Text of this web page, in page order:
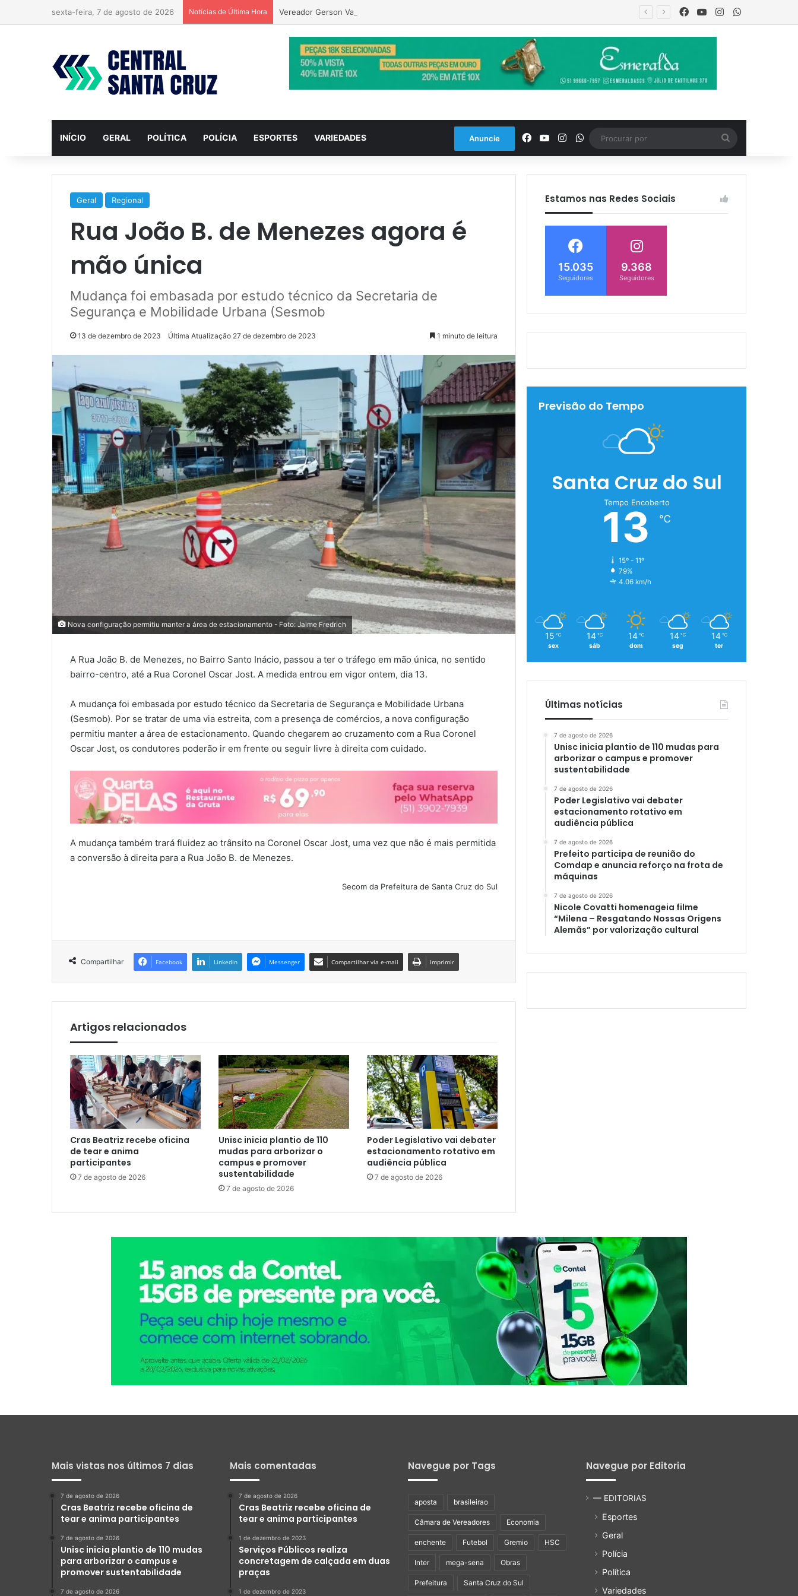
sexta-feira, 7 de agosto de 2026 Notícias de Última Hora Vereador Gerson Vargas solicita poda de tipuanas para garantir segurança Facebook
YouTubeInstagram
INÍCIO GERAL POLÍTICA POLÍCIA ESPORTES VARIEDADES Anuncie Facebook
YouTubeInstagramWhatsApp
por
Geral Regional
Rua João B. de Menezes agora é
mão única
Mudança foi embasada por estudo técnico da Secretaria de
Segurança e Mobilidade Urbana (Sesmob
13 de dezembro de 2023 Última Atualização 27 de dezembro de 2023 1 minuto de leitura
Nova configuração permitiu manter a área de estacionamento - Foto: Jaime Fredrich
A Rua João B. de Menezes, no Bairro Santo Inácio, passou a ter o tráfego em mão única, no sentido
bairro-centro, até a Rua Coronel Oscar Jost. A medida entrou em vigor ontem, dia 13.
A mudança foi embasada por estudo técnico da Secretaria de Segurança e Mobilidade Urbana
(Sesmob). Por se tratar de uma via estreita, com a presença de comércios, a nova configuração
permitiu manter a área de estacionamento. Quando chegarem ao cruzamento com a Rua Coronel
Oscar Jost, os condutores poderão ir em frente ou seguir livre à direita com cuidado.
A mudança também trará fluidez ao trânsito na Coronel Oscar Jost, uma vez que não é mais permitida
a conversão à direita para a Rua João B. de Menezes.
Secom da Prefeitura de Santa Cruz do Sul
Compartilhar Facebook Linkedin Messenger Compartilhar via e-mail Imprimir
Artigos relacionados
Cras Beatriz recebe oficina
de tear e anima
participantes
7 de agosto de 2026
Unisc inicia plantio de 110
mudas para arborizar o
campus e promover
sustentabilidade
7 de agosto de 2026
Poder Legislativo vai debater
estacionamento rotativo em
audiência pública
7 de agosto de 2026
Estamos nas Redes Sociais
15.035
Seguidores
9.368
Seguidores
Previsão do Tempo
Santa Cruz do Sul
Tempo Encoberto
13 ℃
15º - 11º
79%
4.06 km/h
15 ℃
sex
14 ℃
sáb
14 ℃
dom
14 ℃
seg
14 ℃
ter
Últimas notícias
7 de agosto de 2026
Unisc inicia plantio de 110 mudas para
arborizar o campus e promover
sustentabilidade
7 de agosto de 2026
Poder Legislativo vai debater
estacionamento rotativo em
audiência pública
7 de agosto de 2026
Prefeito participa de reunião do
Comdap e anuncia reforço na frota de
máquinas
7 de agosto de 2026
Nicole Covatti homenageia filme
“Milena – Resgatando Nossas Origens
Alemãs” por valorização cultural
Mais vistas nos últimos 7 dias
7 de agosto de 2026
Cras Beatriz recebe oficina de
tear e anima participantes
7 de agosto de 2026
Unisc inicia plantio de 110 mudas
para arborizar o campus e
promover sustentabilidade
7 de agosto de 2026
Mais comentadas
7 de agosto de 2026
Cras Beatriz recebe oficina de
tear e anima participantes
1 de dezembro de 2023
Serviços Públicos realiza
concretagem de calçada em duas
praças
1 de dezembro de 2023
Navegue por Tags
aposta brasileirao
Câmara de Vereadores Economia
enchente Futebol Gremio HSC
Inter mega-sena Obras
Prefeitura Santa Cruz do Sul
Navegue por Editoria
— EDITORIAS
Esportes
Geral
Polícia
Política
Variedades